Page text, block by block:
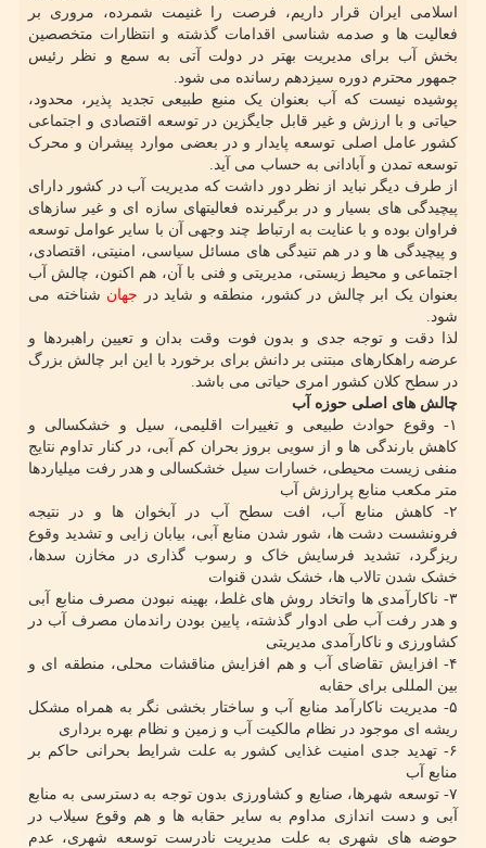
اسلامی ایران قرار داریم، فرصت را غنیمت شمرده، مروری بر
فعالیت ها و صدمه شناسی اقدامات گذشته و انتظارات متخصصین
بخش آب برای مدیریت بهتر در دولت آتی به سمع و نظر رئیس
جمهور محترم دوره سیزدهم رسانده می شود.
پوشیده نیست که آب بعنوان یک منبع طبیعی تجدید پذیر، محدود،
حیاتی و با ارزش و غیر قابل جایگزین در توسعه اقتصادی و اجتماعی
کشور عامل اصلی توسعه پایدار و در بعضی موارد پیشران و محرک
توسعه تمدن و آبادانی به حساب می آید.
از طرف دیگر نباید از نظر دور داشت که مدیریت آب در کشور دارای
پیچیدگی های بسیار و در برگیرنده فعالیتهای سازه ای و غیر سازهای
فراوان بوده و با عنایت به ارتباط چند وجهی آن با سایر عوامل توسعه
و پیچیدگی ها و در هم تنیدگی های مسائل سیاسی، امنیتی، اقتصادی،
اجتماعی و محیط زیستی، مدیریتی و فنی با آن، هم اکنون، چالش آب
بعنوان یک ابر چالش در کشور، منطقه و شاید در جهان شناخته می
شود.
لذا دقت و توجه جدی و بدون فوت وقت بدان و تعیین راهبردها و
عرضه راهکارهای مبتنی بر دانش برای برخورد با این ابر چالش بزرگ
در سطح کلان کشور امری حیاتی می باشد.
چالش های اصلی حوزه آب
۱- وقوع حوادث طبیعی و تغییرات اقلیمی، سیل و خشکسالی و
کاهش بارندگی ها و از سویی بروز بحران کم آبی، در کنار تداوم نتایج
منفی زیست محیطی، خسارات سیل خشکسالی و هدر رفت میلیاردها
متر مکعب منابع پرارزش آب
۲- کاهش منابع آب، افت سطح آب در آبخوان ها و در نتیجه
فرونشست دشت ها، شور شدن منابع آبی، بیابان زایی و تشدید وقوع
ریزگرد، تشدید فرسایش خاک و رسوب گذاری در مخازن سدها،
خشک شدن تالاب ها، خشک شدن قنوات
۳- ناکارآمدی ها واتخاد روش های غلط، بهینه نبودن مصرف منابع آبی
و هدر رفت آب طی ادوار گذشته، پایین بودن راندمان مصرف آب در
کشاورزی و ناکارآمدی مدیریتی
۴- افزایش تقاضای آب و هم افزایش مناقشات محلی، منطقه ای و
بین المللی برای حقابه
۵- مدیریت ناکارآمد منابع آب و ساختار بخشی نگر به همراه مشکل
ریشه ای موجود در نظام مالکیت آب و زمین و نظام بهره برداری
۶- تهدید جدی امنیت غذایی کشور به علت شرایط بحرانی حاکم بر
منابع آب
۷- توسعه شهرها، صنایع و کشاورزی بدون توجه به دسترسی به منابع
آبی و دست اندازی مداوم به سایر حقابه ها و هم وقوع سیلاب در
حوضه های شهری به علت مدیریت نادرست توسعه شهری، عدم